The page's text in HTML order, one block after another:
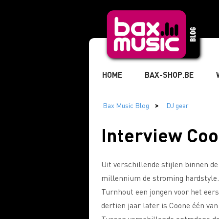
HOME BAX-SHOP.BE
MUZIKANT
» MARKETING & BUSINESS
Interview
Uit verschillende stijlen binnen
millennium de stroming
Turnhout een jongen voor het
dertien jaar later is Coone één